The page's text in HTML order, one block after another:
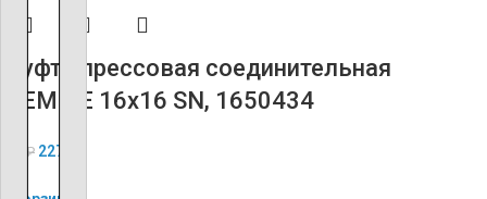
Муфта прессовая соединительная
TIEMME 16х16 SN, 1650434
₽ 227